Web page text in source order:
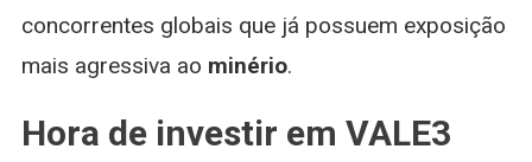
concorrentes globais que já possuem exposição
mais agressiva ao minério.
Hora de investir em VALE3